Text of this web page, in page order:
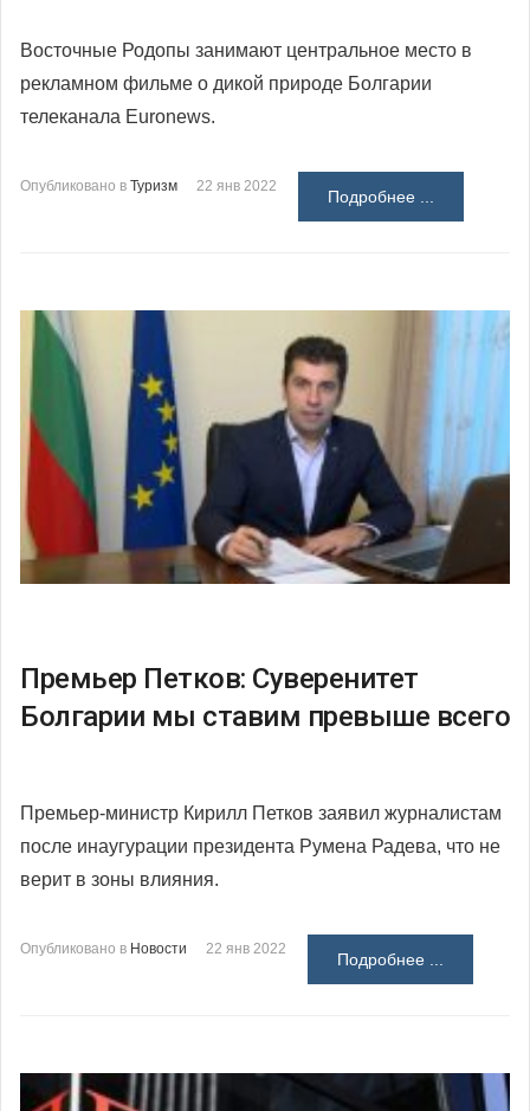
Восточные Родопы занимают центральное место в
рекламном фильме о дикой природе Болгарии
телеканала Euronews.
Опубликовано в Туризм 22 янв 2022
Подробнее ...
Премьер Петков: Суверенитет
Болгарии мы ставим превыше всего
Премьер-министр Кирилл Петков заявил журналистам
после инаугурации президента Румена Радева, что не
верит в зоны влияния.
Опубликовано в Новости 22 янв 2022
Подробнее ...